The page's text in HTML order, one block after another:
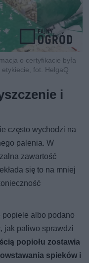
o certyfikacie była
fot. HelgaQ
i
często wychodzi na
palenia. W
zawartość
się to na mniej
popiele albo podano
jak paliwo sprawdzi
popiołu zostawia
spieków i